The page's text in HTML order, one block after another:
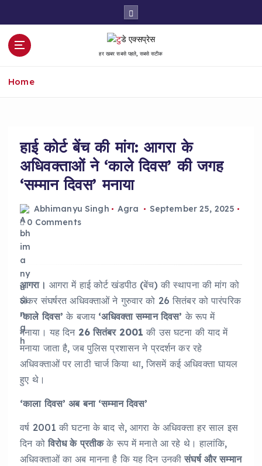
हर खबर सबसे पहले, सबसे सटीक
Home
हाई कोर्ट बेंच की मांग: आगरा के
अधिवक्ताओं ने ‘काले दिवस’ की जगह
‘सम्मान दिवस’ मनाया
Abhimanyu Singh Agra
September 25, 2025
0 Comments
आगरा। आगरा में हाई कोर्ट खंडपीठ (बेंच) की स्थापना की मांग को
लेकर संघर्षरत अधिवक्ताओं ने गुरुवार को 26 सितंबर को पारंपरिक
‘काले दिवस’ के बजाय ‘अधिवक्ता सम्मान दिवस’ के रूप में
मनाया। यह दिन 26 सितंबर 2001 की उस घटना की याद में
मनाया जाता है, जब पुलिस प्रशासन ने प्रदर्शन कर रहे
अधिवक्ताओं पर लाठी चार्ज किया था, जिसमें कई अधिवक्ता घायल
हुए थे।
‘काला दिवस’ अब बना ‘सम्मान दिवस’
वर्ष 2001 की घटना के बाद से, आगरा के अधिवक्ता हर साल इस
दिन कोविरोध के प्रतीकके रूप में मनाते आ रहे थे। हालांकि,
अधिवक्ताओं का अब मानना है कि यह दिन उनकीसंघर्ष और सम्मान